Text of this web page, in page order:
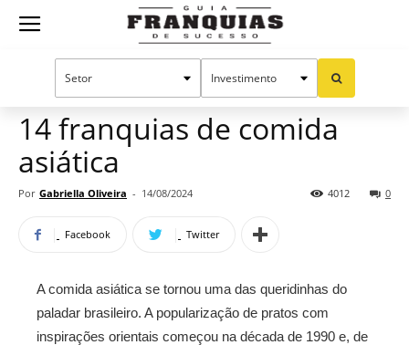
Guia
Oportunidades e tendências
14 franquias de comida
asiática
Por Gabriella Oliveira - 14/08/2024 0
4012
Facebook Twitter
A comida asiática se tornou uma das queridinhas do
paladar brasileiro. A popularização de pratos com
inspirações orientais começou na década de 1990 e, de